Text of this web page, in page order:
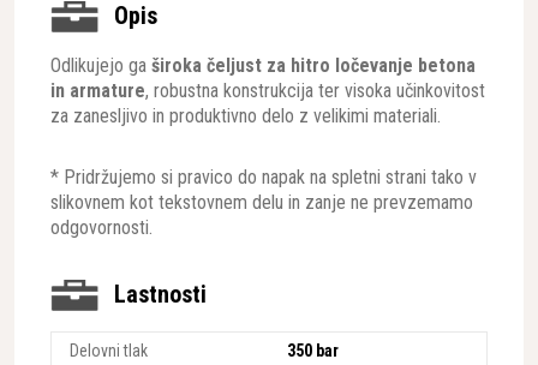
Opis
Odlikujejo ga široka čeljust za hitro ločevanje betona
in armature, robustna konstrukcija ter visoka učinkovitost
za zanesljivo in produktivno delo z velikimi materiali.
* Pridržujemo si pravico do napak na spletni strani tako v
slikovnem kot tekstovnem delu in zanje ne prevzemamo
odgovornosti.
Lastnosti
Delovni tlak
350 bar